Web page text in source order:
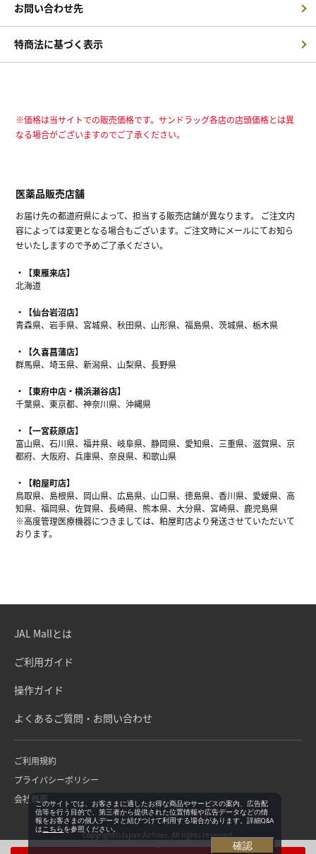
お問い合わせ先
特商法に基づく表示
※価格は当サイトでの販売価格です。サンドラッグ各店の店頭価格とは異
なる場合がございますのでご了承ください。
医薬品販売店舗
お届け先の都道府県によって、担当する販売店舗が異なります。 ご注文内
容によっては変更となる場合もございます。ご注文時にメールにてお知ら
せいたしますので予めご了承ください。
【東雁来店】
北海道
【仙台岩沼店】
青森県、岩手県、宮城県、秋田県、山形県、福島県、茨城県、栃木県
【久喜菖蒲店】
群馬県、埼玉県、新潟県、山梨県、長野県
【東府中店・横浜瀬谷店】
千葉県、東京都、神奈川県、沖縄県
【一宮萩原店】
富山県、石川県、福井県、岐阜県、静岡県、愛知県、三重県、滋賀県、京
都府、大阪府、兵庫県、奈良県、和歌山県
【粕屋町店】
鳥取県、島根県、岡山県、広島県、山口県、徳島県、香川県、愛媛県、高
知県、福岡県、佐賀県、長崎県、熊本県、大分県、宮崎県、鹿児島県
※高度管理医療機器につきましては、粕屋町店より発送させていただいて
おります。
JAL Mallとは
ご利用ガイド
操作ガイド
よくあるご質問・お問い合わせ
ご利用規約
プライバシーポリシー
会社概要
Copyright©Japan Airlines. All rights reserved.
このサイトでは、お客さまに適したお得な商品やサービスの案内、広告配
信等を行う目的で、第三者から提供された位置情報や広告データなどの情
報をお客さまの個人データと結びつけて利用する場合があります。詳細Q&A
は こちらを参照ください。
確認